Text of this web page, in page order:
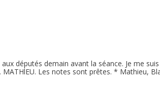
députés demain avant la séance. Je me
Les notes sont prêtes. * Mathieu,